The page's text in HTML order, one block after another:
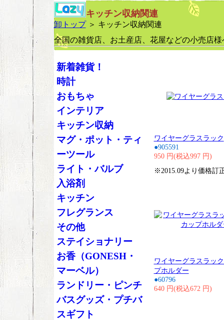
キッチン収納関連
卸トップ＞ キッチン収納関連
全国の雑貨店、お土産店、花屋などの小売店
ワイヤーグラスラック
●905591
950 円(税込997 円)
※2015.09より価格訂
ワイヤーグラスラッ
プホルダー
●60796
640 円(税込672 円)
新着雑貨！
時計
おもちゃ
インテリア
キッチン収納
マグ・ポット・ティ
ーツール
ライト・バルブ
入浴剤
キッチン
フレグランス
その他
ステイショナリー
お香（GONESH・
マーベル）
ランドリー・ピンチ
バスグッズ・プチバ
スギフト